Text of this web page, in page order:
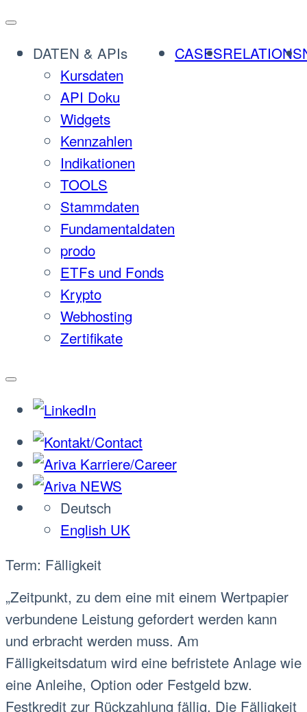
DATEN & APIs
Kursdaten
API Doku
Widgets
Kennzahlen
Indikationen
TOOLS
Stammdaten
Fundamentaldaten
prodo
ETFs und Fonds
Krypto
Webhosting
Zertifikate
CASESRELATIONS
Deutsch
English UK
Term: Fälligkeit
„Zeitpunkt, zu dem eine mit einem Wertpapier
verbundene Leistung gefordert werden kann
und erbracht werden muss. Am
Fälligkeitsdatum wird eine befristete Anlage wie
eine Anleihe, Option oder Festgeld bzw.
Festkredit zur Rückzahlung fällig. Die Fälligkeit